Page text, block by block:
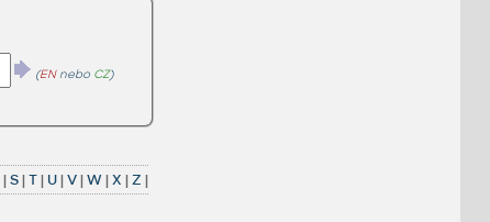
(ENnebo CZ)
|S|T| U|V|W|X |Z |